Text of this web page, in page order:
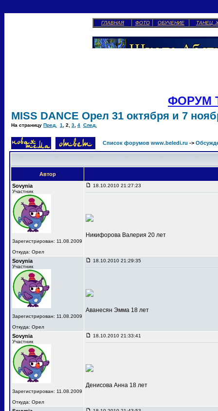
ГЛАВНАЯ ФОТО ОБУЧЕНИЕ ТАНЕЦ
ФОРУМ
MISS DANCE Орел 31 октября и 7
На страницу Пред. 1 2 3 4 След.
Список форумов www.beledi.ru ->
Автор
Sovynia
Участник
Зарегистрирован: 11.08.2009
Откуда: Орел
18.10.2010 21:27:23
Никифорова Валерия 20 лет
Sovynia
Участник
Зарегистрирован: 11.08.2009
Откуда: Орел
18.10.2010 21:29:35
Аванесян Эмма 18 лет
Sovynia
Участник
Зарегистрирован: 11.08.2009
Откуда: Орел
18.10.2010 21:33:41
Денисова Анна 18 лет